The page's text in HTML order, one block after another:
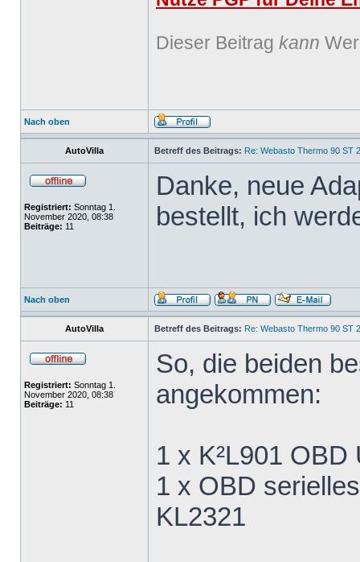
Dieser Beitrag kann
Nach oben
AutoVilla Betreff des Beitrags: Re: Webasto Thermo 90 ST
Registriert: Sonntag 1.
November 2020, 08:38
Beiträge: 11
Danke, neue
bestellt, ich
Nach oben
AutoVilla Betreff des Beitrags: Re: Webasto Thermo 90 ST
Registriert: Sonntag 1.
November 2020, 08:38
Beiträge: 11
So, die beiden
angekommen:
1 x K²L901
1 x OBD
KL2321